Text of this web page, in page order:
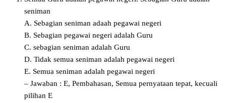
seniman
A. Sebagian seniman adaah pegawai negeri
B. Sebagian pegawai negeri adalah Guru
C. sebagian seniman adalah Guru
D. Tidak semua seniman adalah pegawai negeri
E. Semua seniman adalah pegawai negeri
– Jawaban : E, Pembahasan, Semua pernyataan tepat, kecuali
pilihan E